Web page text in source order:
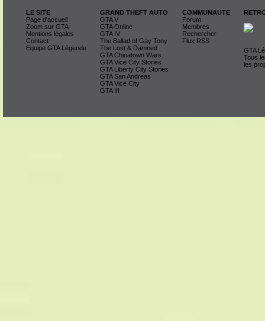
LE SITE
Page d'accueil
Zoom sur GTA
Mentions légales
Contact
Equipe GTA Légende
GRAND THEFT AUTO
GTA V
GTA Online
GTA IV
The Ballad of Gay Tony
The Lost & Damned
GTA Chinatown Wars
GTA Vice City Stories
GTA Liberty City Stories
GTA San Andreas
GTA Vice City
GTA III
COMMUNAUTE
Forum
Membres
Rechercher
Flux RSS
GTA
Tous
les